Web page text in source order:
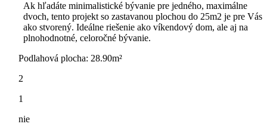
Ak hľadáte minimalistické bývanie pre jedného, maximálne
dvoch, tento projekt so zastavanou plochou do 25m2 je pre Vás
ako stvorený. Ideálne riešenie ako víkendový dom, ale aj na
plnohodnotné, celoročné bývanie.
Podlahová plocha: 28.90m²
2
1
nie